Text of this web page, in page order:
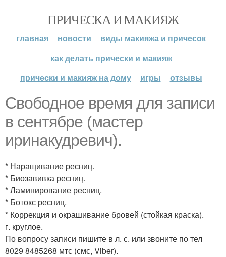
ПРИЧЕСКА И МАКИЯЖ
главная новости
виды макияжа и причесок
как делать прически и макияж
прически и макияж на дому
игры отзывы
Свободное время для записи
в сентябре (мастер
иринакудревич).
* Наращивание ресниц.
* Биозавивка ресниц.
* Ламинирование ресниц.
* Ботокс ресниц.
* Коррекция и окрашивание бровей (стойкая краска).
г. круглое.
По вопросу записи пишите в л. с. или звоните по тел
8029 8485268 мтс (смс, Viber).